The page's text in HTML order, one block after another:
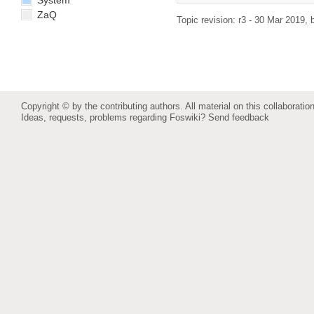
Topic revision: r3 - 30 Mar 2019,
ZaQ
Copyright © by the contributing authors. All material on this
Ideas, requests, problems regarding Foswiki? Send feedback